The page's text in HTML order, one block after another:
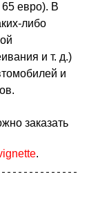
евро). В
либо
и т. д.)
и
заказать
.